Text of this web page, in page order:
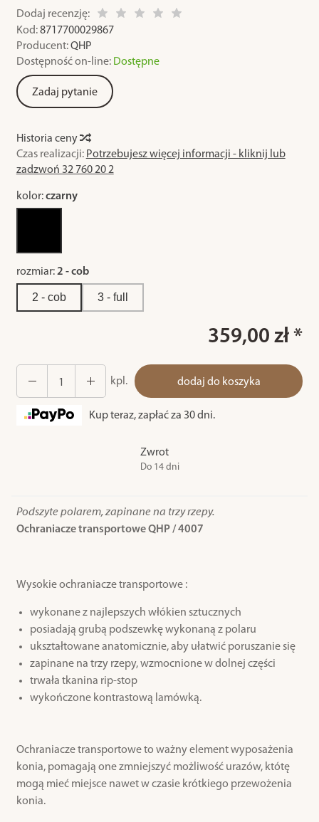
Dodaj recenzję:
Kod: 8717700029867
Producent: QHP
Dostępność on-line: Dostępne
Zadaj pytanie
Historia ceny
Czas realizacji: Potrzebujesz więcej informacji - kliknij lub
zadzwoń 32 760 20 2
kolor:czarny
rozmiar:2 - cob
2 - cob 3 - full
359,00 zł *
kpl. dodaj do koszyka
Kup teraz, zapłać za 30 dni.
Zwrot
Do 14 dni
Podszyte polarem, zapinane na trzy rzepy.
Ochraniacze transportowe QHP / 4007
Wysokie ochraniacze transportowe :
wykonane z najlepszych włókien sztucznych
posiadają grubą podszewkę wykonaną z polaru
ukształtowane anatomicznie, aby ułatwić poruszanie się
zapinane na trzy rzepy, wzmocnione w dolnej części
trwała tkanina rip-stop
wykończone kontrastową lamówką.
Ochraniacze transportowe to ważny element wyposażenia
konia, pomagają one zmniejszyć możliwość urazów, któtę
mogą mieć miejsce nawet w czasie krótkiego przewożenia
konia.